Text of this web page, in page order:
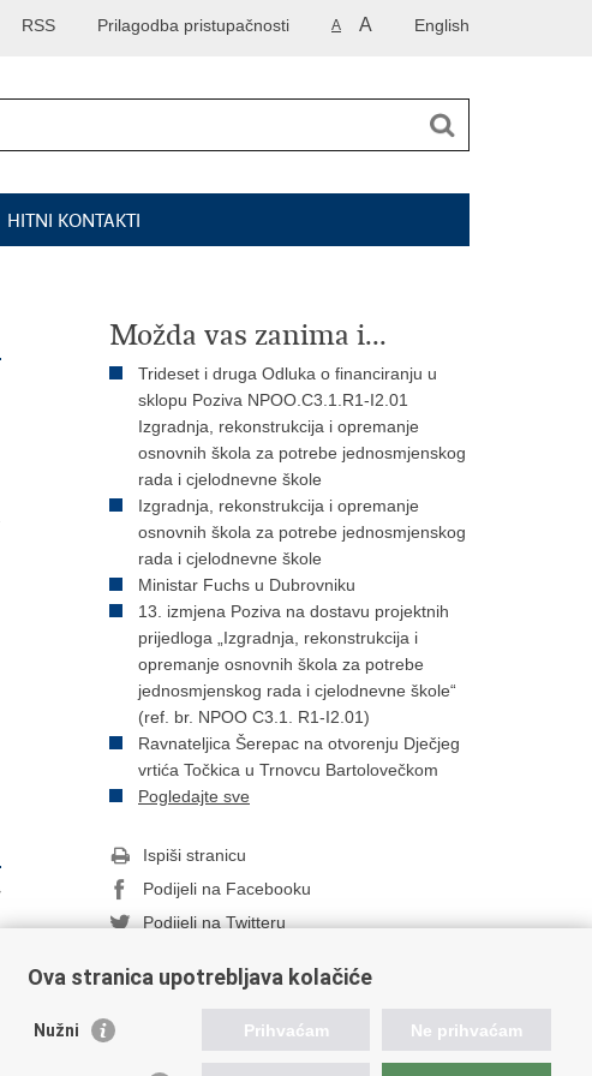
English
A A
Prilagodba pristupačnosti
RSS
HITNI KONTAKTI
Možda vas zanima i...
Trideset i druga Odluka o financiranju u
sklopu Poziva NPOO.C3.1.R1-I2.01
Izgradnja, rekonstrukcija i opremanje
osnovnih škola za potrebe jednosmjenskog
rada i cjelodnevne škole
Izgradnja, rekonstrukcija i opremanje
osnovnih škola za potrebe jednosmjenskog
rada i cjelodnevne škole
Ministar Fuchs u Dubrovniku
13. izmjena Poziva na dostavu projektnih
prijedloga „Izgradnja, rekonstrukcija i
opremanje osnovnih škola za potrebe
jednosmjenskog rada i cjelodnevne škole“
(ref. br. NPOO C3.1. R1-I2.01)
Ravnateljica Šerepac na otvorenju Dječjeg
vrtića Točkica u Trnovcu Bartolovečkom
Pogledajte sve
Ispiši stranicu
Podijeli na Facebooku
Podijeli na Twitteru
Korisne poveznice
Ova stranica upotrebljava kolačiće
Nužni Prihvaćam Ne prihvaćam